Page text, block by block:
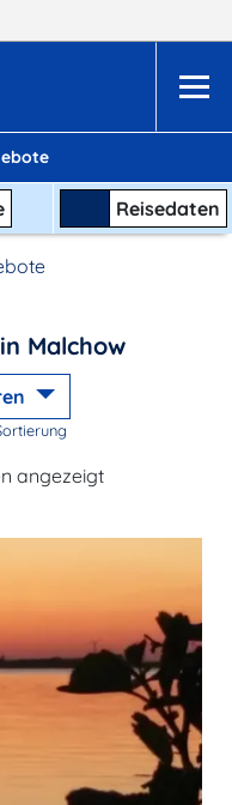
Reisedaten
Malchow
angezeigt